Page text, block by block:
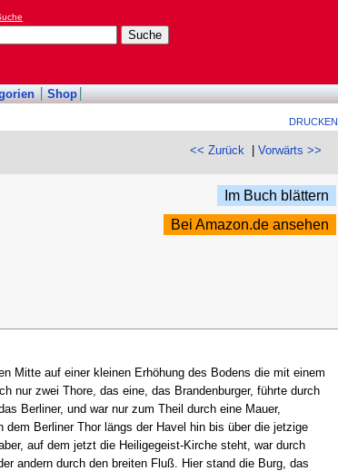
Shop
DRUCKEN
<< Zurück |Vorwärts >>
Im Buch blättern
Bei Amazon.de ansehen
Mitte auf einer kleinen Erhöhung des Bodens die mit einem
nur zwei Thore, das eine, das Brandenburger, führte durch
Berliner, und war nur zum Theil durch eine Mauer,
Berliner Thor längs der Havel hin bis über die jetzige
auf dem jetzt die Heiligegeist-Kirche steht, war durch
andern durch den breiten Fluß. Hier stand die Burg, das